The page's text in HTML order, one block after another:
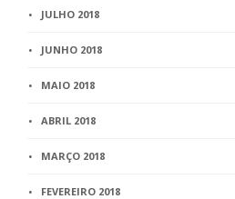
JULHO 2018
JUNHO 2018
MAIO 2018
ABRIL 2018
MARÇO 2018
FEVEREIRO 2018